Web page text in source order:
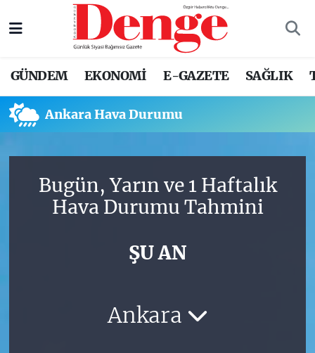
GÜNDEM EKONOMİ E-GAZETE SAĞLIK
Ankara Hava Durumu
Bugün, Yarın ve 1 Haftalık
Hava Durumu Tahmini
ŞU AN
Ankara
Nöbetçi Eczaneler
Trafik Durumu
Süper Lig Puan Durumu ve Fikstür
Tüm Manşetler